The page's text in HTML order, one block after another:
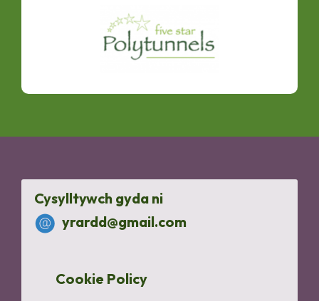
Cysylltywch gyda ni
yrardd@gmail.com
Cookie Policy